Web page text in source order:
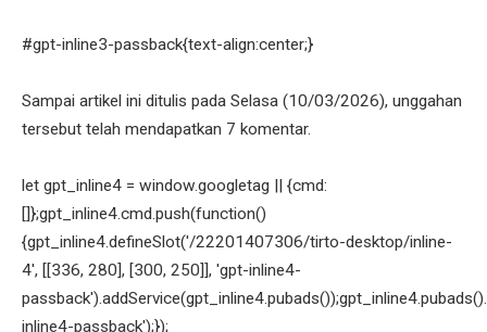
#gpt-inline3-passback{text-align:center;}
Sampai artikel ini ditulis pada Selasa (10/03/2026), unggahan
tersebut telah mendapatkan 7 komentar.
let gpt_inline4 = window.googletag || {cmd:
[]};gpt_inline4.cmd.push(function()
{gpt_inline4.defineSlot('/22201407306/tirto-desktop/inline-
4', [[336, 280], [300, 250]], 'gpt-inline4-
inline4-passback');});